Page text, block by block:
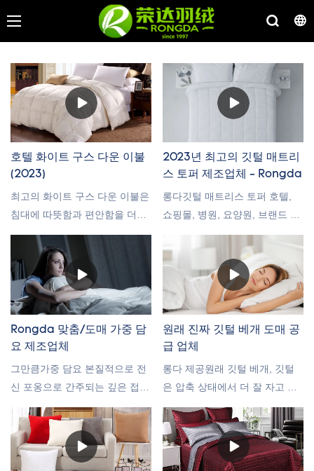
호텔 화이트 구스 다운 이불
(2023)
최고의 화이트 구스 다운 이불은
침대에 따뜻함과 편안함을 더할
수 있으며 다운 이불은 따뜻함과
편안함으로 많은 사랑을 받고 있
습니다. 양질의 침구는 편안한
침실 환경을 조성하고 밤에 온도
를 조절하는 데 도움이 되기 때
문에 잠자는 사람에게 좋습니다.
2023년 최고의 깃털 매트리
스 토퍼 제조업체 - Rongda
롱다깃털 매트리스 토퍼 호텔,
쇼핑몰, 병원, 요양원, 브랜드 소
유자 및 유통업체에 원스톱 침구
생산을 제공합니다. 우리는 자체
다운 및 오리 다운 원료와 강력
한 생산 기반을 보유하고 있습니
다. 사용자 정의 요구 사항이 있
으면 저희에게 연락하십시오
Rongda 맞춤/도매 가중 담
요 제조업체
그만큼가중 담요 본질적으로 전
신 포옹으로 간주되는 깊은 접촉
압력 자극을 통해 신경계를 진정
시키고 차분하고 편안한 느낌을
유도합니다. 스트레스와 불안으
로 어려움을 겪고 있다면 무게가
원래 진짜 깃털 베개 도매 공
급 업체
롱다 제공원래 깃털 베개, 깃털
은 압축 상태에서 더 잘 자고 베
개 구석에서자는 사람들은 질식
하지 않기 때문에 최고의 무거운
깃털 베개 중 하나를 찾을 것입
니다. 단단한 깃털 베개는 문지